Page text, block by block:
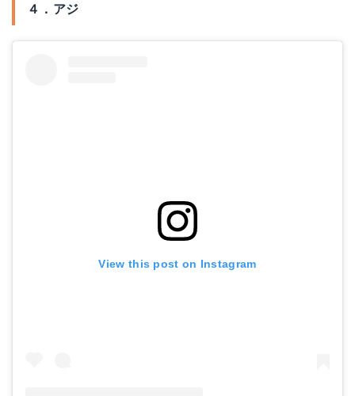
４．アジ
View this post on Instagram